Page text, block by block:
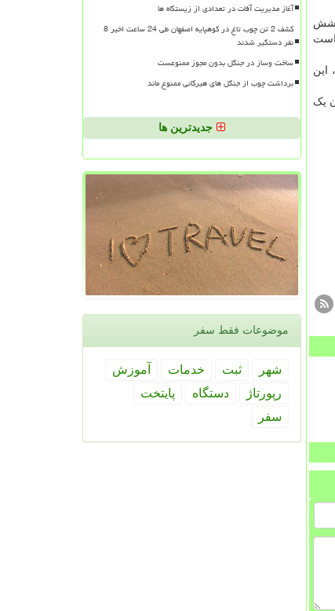
شش
است
این
یک
آغاز مدیریت آفات در تعدادی از زیستگاه ها
کشف 2 تن چوب تاغ در کوهپایه اصفهان طی 24 ساعت اخیر 8
نفر دستگیر شدند
ساخت وساز در جنگل بدون مجوز ممنوعست
برداشت چوب از جنگل های هیرکانی ممنوع ماند
جدیدترین ها
موضوعات فقط سفر
شهر ثبت خدمات
آموزش
رپورتاژ
دستگاه
پایتخت
سفر